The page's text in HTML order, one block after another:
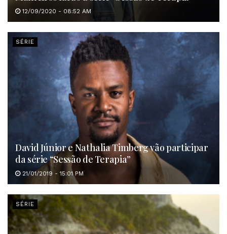
12/09/2020 - 08:52 AM
SÉRIE
David Júnior e Nathalia Timberg vão participar
da série “Sessão de Terapia”
21/01/2019 - 15:01 PM
SÉRIE